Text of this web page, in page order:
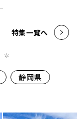
特集一覧へ
静岡県